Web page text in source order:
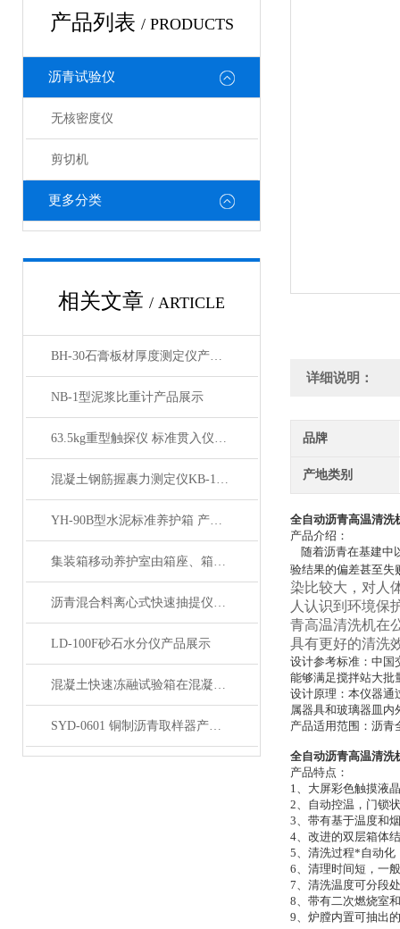
产品列表 / PRODUCTS
沥青试验仪
无核密度仪
剪切机
更多分类
相关文章 / ARTICLE
BH-30石膏板材厚度测定仪产品展示
NB-1型泥浆比重计产品展示
63.5kg重型触探仪 标准贯入仪产品展示
混凝土钢筋握裹力测定仪KB-150型产品展示
YH-90B型水泥标准养护箱 产品展示
集装箱移动养护室由箱座、箱体及箱顶三部分组成
沥青混合料离心式快速抽提仪产品展示
LD-100F砂石水分仪产品展示
混凝土快速冻融试验箱在混凝土行业中的重要作用与应用领域说明
SYD-0601 铜制沥青取样器产品展示
详细说明：
品牌
产地类别
全自动沥青高温清洗
产品介绍：
随着沥青在基建中
验结果的偏差甚至失
染比较大，对人
人认识到环境保
青高温清洗机在
具有更好的清洗
设计参考标准：中国
能够满足搅拌站大批
设计原理：本仪器通
属器具和玻璃器皿内
产品适用范围：沥青
全自动沥青高温清洗
产品特点：
1、大屏彩色触摸液
2、自动控温，门锁
3、带有基于温度和
4、改进的双层箱体
5、清洗过程*自动化
6、清理时间短，一
7、清洗温度可分段
8、带有二次燃烧室
9、炉膛内置可抽出